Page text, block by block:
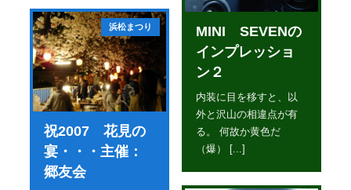
浜松まつり
祝2007 花見の
宴・・・主催：
郷友会
MINI SEVENの
インプレッショ
ン２
内装に目を移すと、以
外と沢山の相違点が有
る。 何故か黄色だ
（爆） [...]